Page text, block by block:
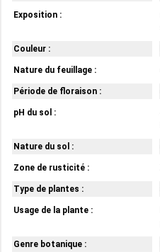
Exposition :
Couleur :
Nature du feuillage :
Période de floraison :
pH du sol :
Nature du sol :
Zone de rusticité :
Type de plantes :
Usage de la plante :
Genre botanique :